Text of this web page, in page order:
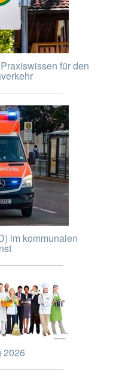
für den
im kommunalen
2026